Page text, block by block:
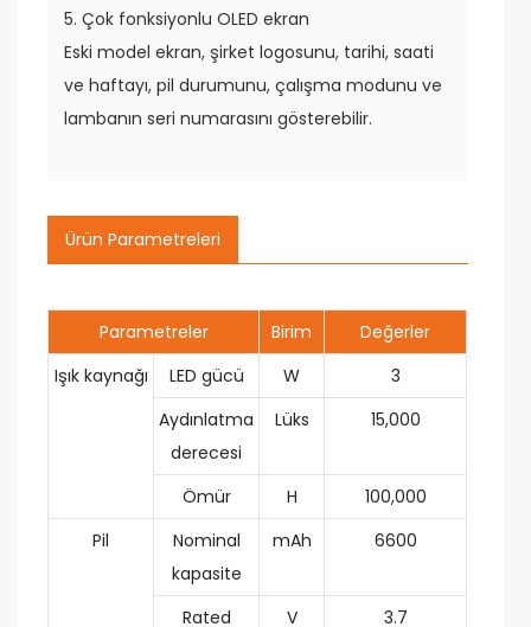
5. Çok fonksiyonlu OLED ekran
Eski model ekran, şirket logosunu, tarihi, saati
ve haftayı, pil durumunu, çalışma modunu ve
lambanın seri numarasını gösterebilir.
Ürün Parametreleri
Parametreler Birim
Değerler
Işık kaynağı
LED gücü W
3
Aydınlatma
derecesi
Lüks 15,000
Ömür H
100,000
Pil
Nominal
kapasite
mAh 6600
Rated V 3.7